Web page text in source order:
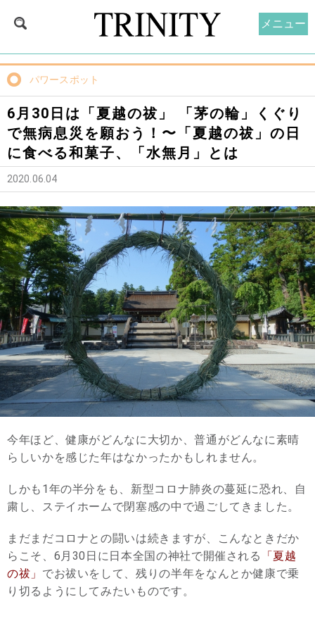
パワースポット
6月30日は「夏越の祓」 「茅の輪」くぐり
で無病息災を願おう！〜「夏越の祓」の日
に食べる和菓子、「水無月」とは
2020.06.04
今年ほど、健康がどんなに大切か、普通がどんなに素晴
らしいかを感じた年はなかったかもしれません。
しかも1年の半分をも、新型コロナ肺炎の蔓延に恐れ、自
粛し、ステイホームで閉塞感の中で過ごしてきました。
まだまだコロナとの闘いは続きますが、こんなときだか
らこそ、6月30日に日本全国の神社で開催される
「夏越
の祓」 でお祓いをして、残りの半年をなんとか健康で乗
り切るようにしてみたいものです。
メニュー